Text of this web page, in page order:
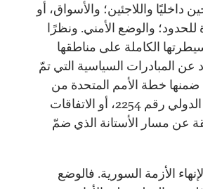
داخليًا واللاجئين؛ والأسواق، أو
للحدود؛ والوضع الأمني. ونظرًا
الكاملة على مناطقها
عن المبادرات السياسية التي تمّ
ضمنها خطة الأمم المتحدة من
أجل سورية المتمثّلة في قرار مجلس الأمن الدولي رقم 2254، أو الاتفاقات
عن مسار الأستانة الذي ضمّ
الأزمة السورية. فالوضع